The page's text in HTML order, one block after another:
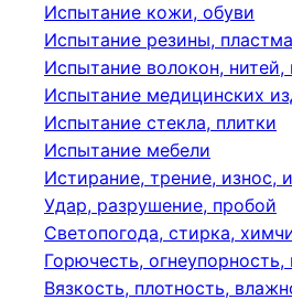
Испытание кожи, обуви
Испытание резины,
Испытание волокон,
Испытание медицинских
Испытание стекла, плитки
Испытание мебели
Истирание, трение, износ,
Удар, разрушение, пробой
Светопогода, стирка,
Горючесть,
Вязкость, плотность,